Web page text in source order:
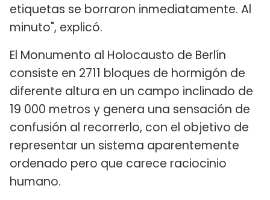
etiquetas se borraron inmediatamente. Al
minuto", explicó.
El Monumento al Holocausto de Berlín
consiste en 2711 bloques de hormigón de
diferente altura en un campo inclinado de
19 000 metros y genera una sensación de
confusión al recorrerlo, con el objetivo de
representar un sistema aparentemente
ordenado pero que carece raciocinio
humano.